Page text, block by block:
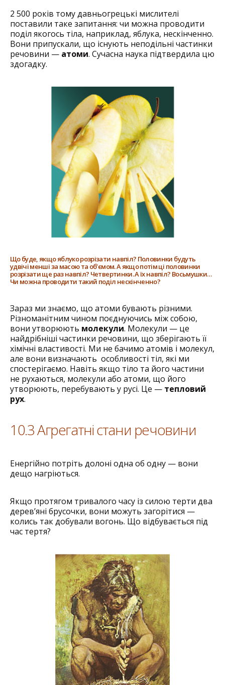
2 500 років тому давньогрецькі мислителі
поставили таке ­запитання: чи ­можна ­проводити
поділ якогось тіла, наприклад, яблука, нескінченно.
Вони припускали, що ­існують неподільні частинки
речовини — атоми. Сучасна наука підтвердила цю
здогадку.
Що буде, якщо яблуко розрізати навпіл? Половинки будуть
удвічі менші за масою та об’ємом. А якщо потім ці половинки
розрізати ще раз навпіл? Четвертинки. А їх навпіл? Восьмушки…
Чи можна проводити такий поділ нескінченно?
Зараз ми знаємо, що атоми бувають різними.
Різноманітним чином поєднуючись між собою,
вони утворюють молекули. ­Молекули — це
найдрібніші частинки речовини, що зберігають її
хімічні ­властивості. Ми не бачимо атомів і молекул,
але вони визначають ­ особливості тіл, які ми
спостерігаємо. Навіть якщо тіло та його частини
не рухаються, молекули або атоми, що його
утворюють, перебувають у русі. Це — тепловий
рух.
10.3 Агрегатні стани речовини
Енергійно потріть долоні одна об одну — вони
дещо нагріються.
Якщо протягом тривалого часу із силою терти два
дерев’яні ­брусочки, вони можуть загорітися —
колись так добували вогонь. Що відбувається під
час тертя?